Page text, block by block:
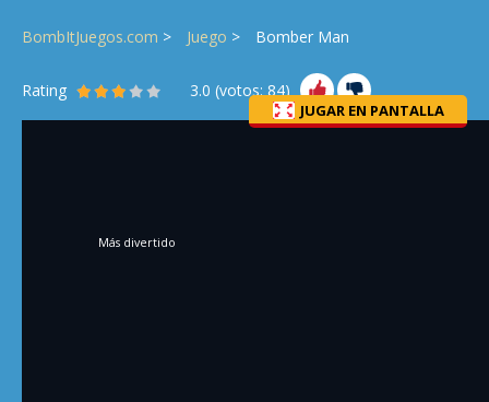
BombItJuegos.com Juego Bomber Man
Rating 3.0 (votos:84)
JUGAR EN PANTALLA
Más divertido